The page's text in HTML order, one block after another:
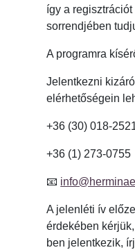
így a
sorrendjében
A programra
Jelentkezni
elérhetőségein
+36 (30) 018-
+36 (1) 273-0755
📧
A jelenléti ív
érdekében
ben jelentkezik,